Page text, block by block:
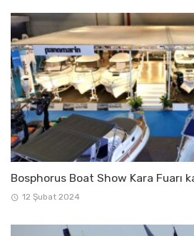
Bosphorus Boat Show Kara Fuarı
12 Şubat 2024